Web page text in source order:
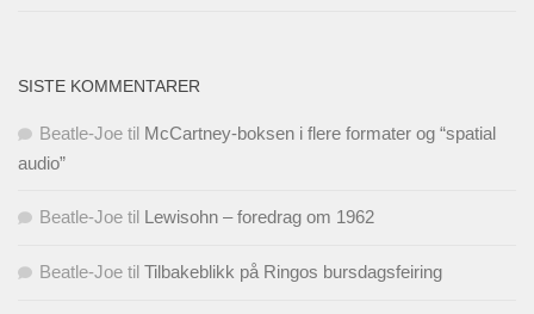
SISTE KOMMENTARER
Beatle-Joe til McCartney-boksen i flere formater og “spatial
audio”
Beatle-Joe til Lewisohn – foredrag om 1962
Beatle-Joe til Tilbakeblikk på Ringos bursdagsfeiring